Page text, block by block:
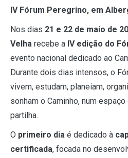
IV Fórum Peregrino, em
Nos dias 21 e 22 de maio de
Velha recebe a IV edição do
evento nacional dedicado ao
Durante dois dias intensos, o
vivem, estudam, planeiam,
sonham o Caminho, num
partilha.
O primeiro dia é dedicado à
certificada, focada no